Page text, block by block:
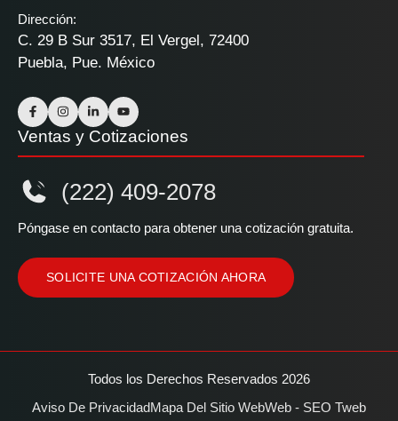
Dirección:
C. 29 B Sur 3517, El Vergel, 72400
Puebla, Pue. México
Ventas y Cotizaciones
(222) 409-2078
Póngase en contacto para obtener una cotización gratuita.
SOLICITE UNA COTIZACIÓN AHORA
Todos los Derechos Reservados 2026
Aviso De PrivacidadMapa Del Sitio WebWeb - SEO Tweb